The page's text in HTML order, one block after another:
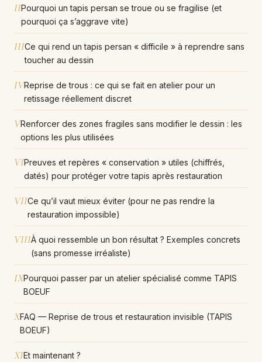
IIPourquoi un tapis persan se troue ou se fragilise (et
pourquoi ça s’aggrave vite)
IIICe qui rend un tapis persan « difficile » à reprendre sans
toucher au dessin
IVReprise de trous : ce qui se fait en atelier pour un
retissage réellement discret
VRenforcer des zones fragiles sans modifier le dessin : les
options les plus utilisées
VIPreuves et repères « conservation » utiles (chiffrés,
datés) pour protéger votre tapis après restauration
VIICe qu’il vaut mieux éviter (pour ne pas rendre la
restauration impossible)
VIIIÀ quoi ressemble un bon résultat ? Exemples concrets
(sans promesse irréaliste)
IXPourquoi passer par un atelier spécialisé comme TAPIS
BOEUF
XFAQ — Reprise de trous et restauration invisible (TAPIS
BOEUF)
XIEt maintenant ?